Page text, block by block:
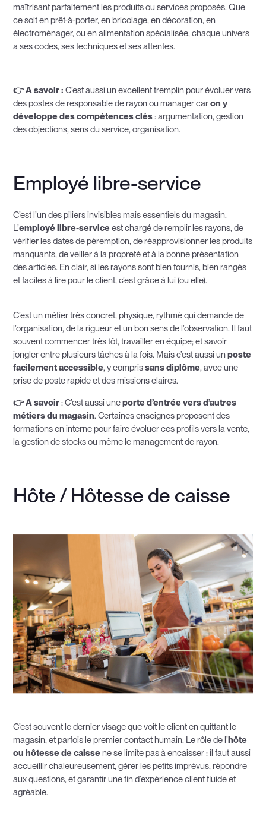
maîtrisant parfaitement les produits ou services proposés. Que
ce soit en prêt-à-porter, en bricolage, en décoration, en
électroménager, ou en alimentation spécialisée, chaque univers
a ses codes, ses techniques et ses attentes.
👉 A savoir : C’est aussi un excellent tremplin pour évoluer vers
des postes de responsable de rayon ou manager caron y
développe des compétences clés: argumentation, gestion
des objections, sens du service, organisation.
Employé libre-service
C’est l’un des piliers invisibles mais essentiels du magasin.
L’employé libre-serviceest chargé de remplir les rayons, de
vérifier les dates de péremption, de réapprovisionner les produits
manquants, de veiller à la propreté et à la bonne présentation
des articles. En clair, si les rayons sont bien fournis, bien rangés
et faciles à lire pour le client, c’est grâce à lui (ou elle).
C’est un métier très concret, physique, rythmé qui demande de
l’organisation, de la rigueur et un bon sens de l’observation. Il faut
souvent commencer très tôt, travailler en équipe; et savoir
jongler entre plusieurs tâches à la fois. Mais c’est aussi unposte
facilement accessible, y comprissans diplôme, avec une
prise de poste rapide et des missions claires.
👉 A savoir: C’est aussi uneporte d’entrée vers d’autres
métiers du magasin. Certaines enseignes proposent des
formations en interne pour faire évoluer ces profils vers la vente,
la gestion de stocks ou même le management de rayon.
Hôte / Hôtesse de caisse
C’est souvent le dernier visage que voit le client en quittant le
magasin, et parfois le premier contact humain. Le rôle de l’hôte
ou hôtesse de caisse ne se limite pas à encaisser : il faut aussi
accueillir chaleureusement, gérer les petits imprévus, répondre
aux questions, et garantir une fin d’expérience client fluide et
agréable.